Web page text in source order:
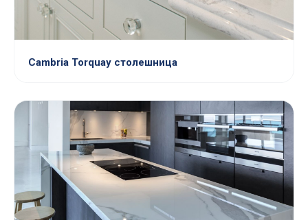
Cambria Torquay столешница